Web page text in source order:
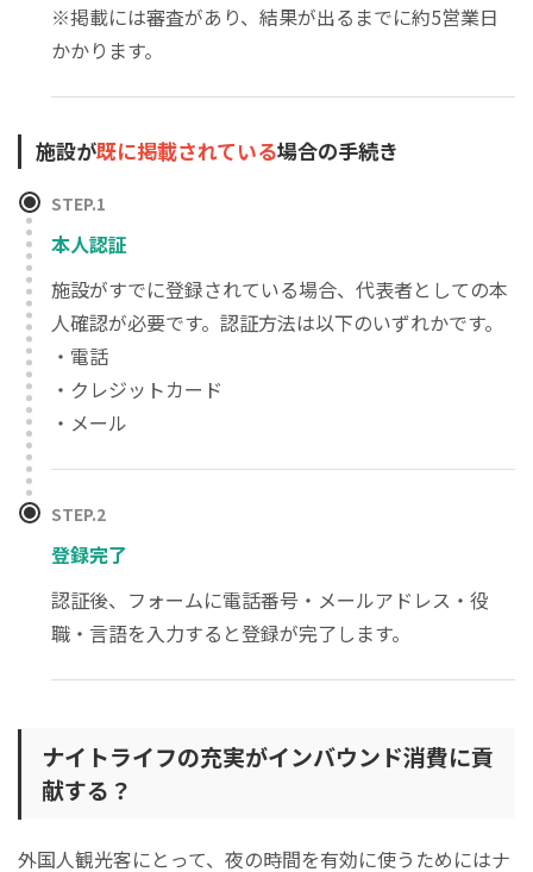
※掲載には審査があり、結果が出るまでに約5営業日
かかります。
施設が既に掲載されている場合の手続き
STEP.1
本人認証
施設がすでに登録されている場合、代表者としての本
人確認が必要です。認証方法は以下のいずれかです。
・電話
・クレジットカード
・メール
STEP.2
登録完了
認証後、フォームに電話番号・メールアドレス・役
職・言語を入力すると登録が完了します。
ナイトライフの充実がインバウンド消費に貢
献する？
外国人観光客にとって、夜の時間を有効に使うためにはナ